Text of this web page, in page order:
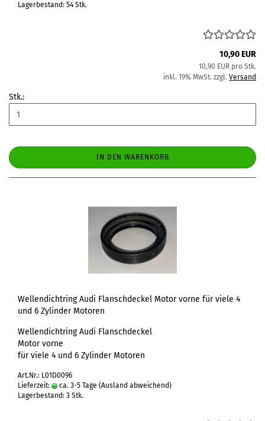
Lagerbestand: 54 Stk.
10,90 EUR
10,90 EUR pro Stk.
inkl. 19% MwSt. zzgl. Versand
Stk.:
IN DEN WARENKORB
Wellendichtring Audi Flanschdeckel Motor vorne für viele 4
und 6 Zylinder Motoren
Wellendichtring Audi Flanschdeckel
Motor vorne
für viele 4 und 6 Zylinder Motoren
Art.Nr.: L01D0096
Lieferzeit:
ca. 3-5 Tage (Ausland abweichend)
Lagerbestand: 3 Stk.